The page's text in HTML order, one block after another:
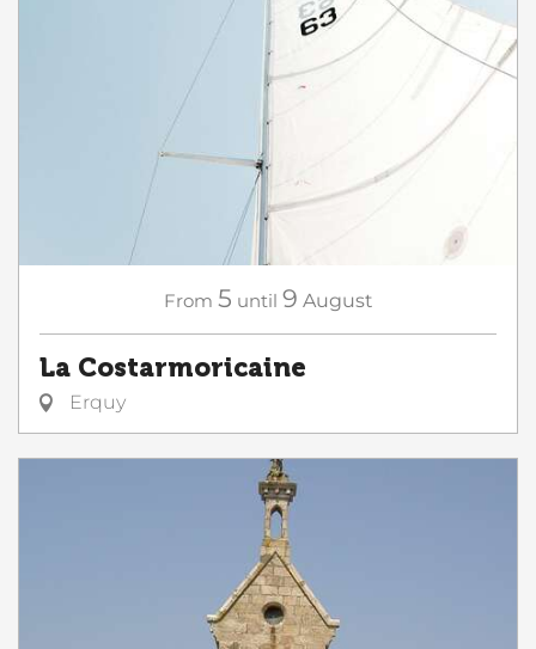
From 5 until 9 August
La Costarmoricaine
Erquy